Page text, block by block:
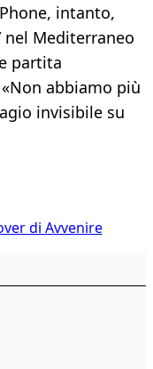
intanto,
nel Mediterraneo
partita
abbiamo più
invisibile su
di Avvenire